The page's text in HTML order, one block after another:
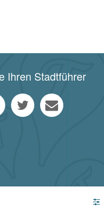
Ihren Stadtführer